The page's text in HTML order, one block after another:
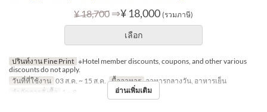
¥ 18,700 ⇒¥ 18,000 (รวมภาษี)
เลือก
ปรินท์งาน Fine Print ※Hotel member discounts, coupons, and other various
discounts do not apply.
วันที่ที่ใช้งาน 03 ส.ค. ~ 15 ส.ค. มื้ออาหาร อาหารกลางวัน, อาหารเย็น
จำกัดการสั่งซื้อ
1 ~ 8 อ่านเพิ่มเติม